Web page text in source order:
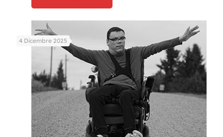
4 Dicembre 2025